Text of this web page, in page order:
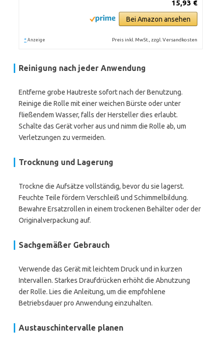
15,93 €
Bei Amazon ansehen
* Anzeige Preis inkl. MwSt., zzgl. Versandkosten
Reinigung nach jeder Anwendung
Entferne grobe Hautreste sofort nach der Benutzung.
Reinige die Rolle mit einer weichen Bürste oder unter
fließendem Wasser, falls der Hersteller dies erlaubt.
Schalte das Gerät vorher aus und nimm die Rolle ab, um
Verletzungen zu vermeiden.
Trocknung und Lagerung
Trockne die Aufsätze vollständig, bevor du sie lagerst.
Feuchte Teile fördern Verschleiß und Schimmelbildung.
Bewahre Ersatzrollen in einem trockenen Behälter oder der
Originalverpackung auf.
Sachgemäßer Gebrauch
Verwende das Gerät mit leichtem Druck und in kurzen
Intervallen. Starkes Draufdrücken erhöht die Abnutzung
der Rolle. Lies die Anleitung, um die empfohlene
Betriebsdauer pro Anwendung einzuhalten.
Austauschintervalle planen